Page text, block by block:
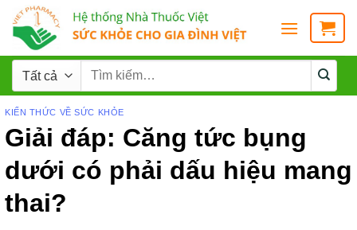
KIẾN THỨC VỀ SỨC KHỎE
Giải đáp: Căng tức bụng
dưới có phải dấu hiệu mang
thai?